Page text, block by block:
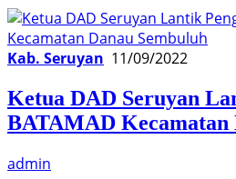
Kab. Seruyan 11/09/2022
Ketua DAD Seruyan
BATAMAD Kecamatan
admin